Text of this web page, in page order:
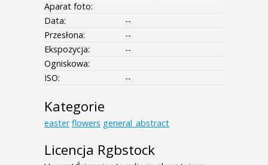
Aparat foto:
Data:
--
Przesłona:
--
Ekspozycja:
--
Ogniskowa:
ISO:
--
Kategorie
easter flowers general_abstract
Licencja Rgbstock